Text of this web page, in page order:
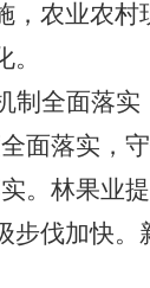
农业农
制全面落
面落实 ，
。 林果业
步伐加快